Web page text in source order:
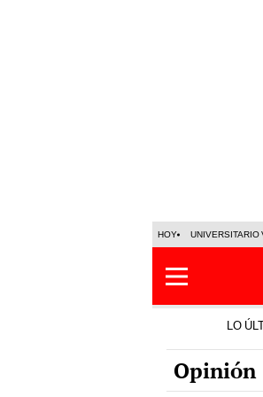
HOY UNIVERSITARIO
LO
Opinión